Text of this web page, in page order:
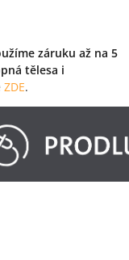
záruku až na 5
tělesa i
ZDE.